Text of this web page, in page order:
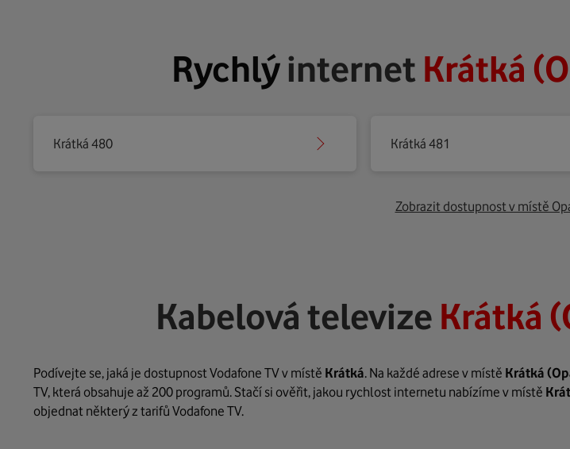
Rychlýinternet Krátká
Krátká 480 Krátká 481
Zobrazit dostupnost v místě
Kabelová televize Krátká
Podívejte se, jaká je dostupnost Vodafone TV v místě Krátká. Na každé adrese v místě Krátká
TV, která obsahuje až 200 programů. Stačí si ověřit, jakou rychlost internetu nabízíme v místě
objednat některý z tarifů Vodafone TV.